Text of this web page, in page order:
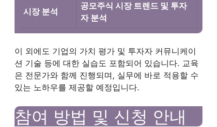
시장 분석
공모주식 시장 트렌드 및 투자
자 분석
이 외에도 기업의 가치 평가 및 투자자 커뮤니케이
션 기술 등에 대한 실습도 포함되어 있습니다. 교육
은 전문가와 함께 진행되며, 실무에 바로 적용할 수
있는 노하우를 제공할 예정입니다.
참여 방법 및 신청 안내